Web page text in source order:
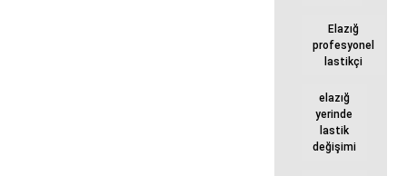
Elazığ
profesyonel
lastikçi
elazığ
yerinde
lastik
değişimi